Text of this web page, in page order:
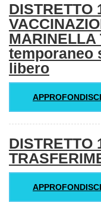
DISTRETTO
temporaneo
libero
APPROFONDISCI
DISTRETTO
APPROFONDISCI